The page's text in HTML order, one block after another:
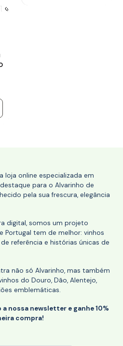
loja online especializada em
para o Alvarinho de
pela sua frescura, elegância
digital, somos um projeto
Portugal tem de melhor: vinhos
referência e histórias únicas de
não só Alvarinho, mas também
do Douro, Dão, Alentejo,
emblemáticas.
nossa newsletter e ganhe 10%
compra!